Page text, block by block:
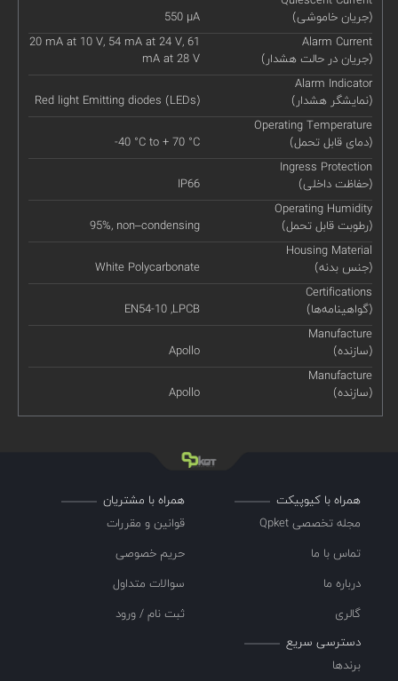
(جریان خاموشی)
550 µA
Alarm Current
(جریان در حالت هشدار)
20 mA at 10 V, 54 mA at 24 V, 61
mA at 28 V
Alarm Indicator
(نمایشگر هشدار)
Red light Emitting diodes (LEDs)
Operating Temperature
(دمای قابل تحمل)
-40 °C to + 70 °C
Ingress Protection
(حفاظت داخلی)
IP66
Operating Humidity
(رطوبت قابل تحمل)
95%, non–condensing
Housing Material
(جنس بدنه)
White Polycarbonate
Certifications
(گواهینامه‌ها)
EN54-10 ,LPCB
Manufacture
(سازنده)
Apollo
Manufacture
(سازنده)
Apollo
همراه با کیوپیکت
مجله تخصصی Qpket
تماس با ما
درباره ما
گالری
همراه با مشتریان
قوانین و مقررات
حریم خصوصی
سوالات متداول
ثبت نام / ورود
دسترسی سریع
برندها